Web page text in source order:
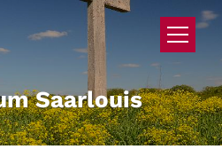
Saarlouis